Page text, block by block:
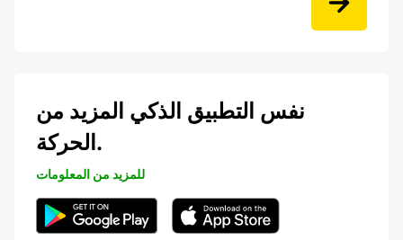
نفس التطبيق الذكي المزيد من
الحركة.
للمزيد من المعلومات